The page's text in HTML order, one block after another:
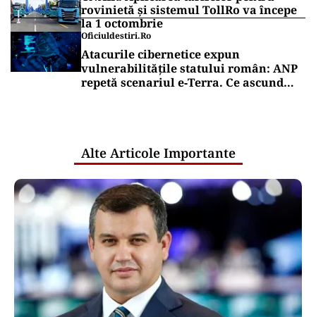
rovinietă și sistemul TollRo va începe
la 1 octombrie
Oficiuldestiri.ro
Atacurile cibernetice expun
vulnerabilitățile statului român: ANP
repetă scenariul e‑Terra. Ce ascund
Alte Articole Importante